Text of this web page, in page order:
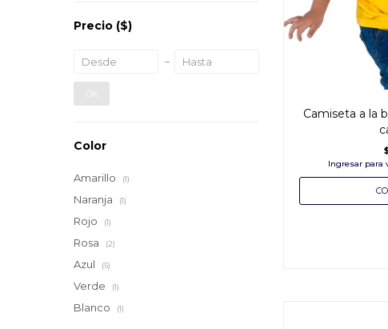
Camiseta a la
Precio ($)
OK
Color
Amarillo (1)
Naranja (1)
Rojo (1)
Rosa (2)
Azul (5)
Verde (1)
Blanco (1)